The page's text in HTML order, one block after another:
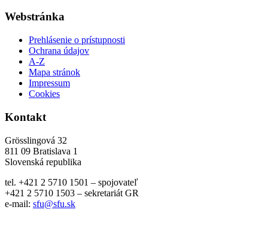
Webstránka
Prehlásenie o prístupnosti
Ochrana údajov
A-Z
Mapa stránok
Impressum
Cookies
Kontakt
Grösslingová 32
811 09 Bratislava 1
Slovenská republika
tel. +421 2 5710 1501 – spojovateľ
+421 2 5710 1503 – sekretariát GR
e-mail: sfu@sfu.sk